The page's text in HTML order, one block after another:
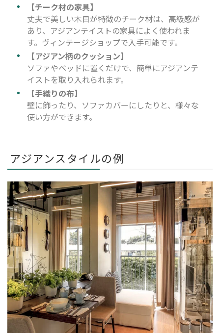
【チーク材の家具】
丈夫で美しい木目が特徴のチーク材は、高級感が
あり、アジアンテイストの家具によく使われま
す。ヴィンテージショップで入手可能です。
【アジアン柄のクッション】
ソファやベッドに置くだけで、簡単にアジアンテ
イストを取り入れられます。
【手織りの布】
壁に飾ったり、ソファカバーにしたりと、様々な
使い方ができます。
アジアンスタイルの例